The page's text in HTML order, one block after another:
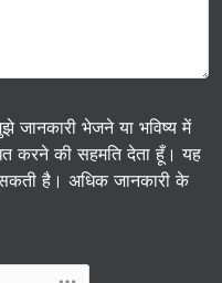
जानकारी भेजने या भविष्य में
करने की सहमति देता हूँ। यह
है। अधिक जानकारी के